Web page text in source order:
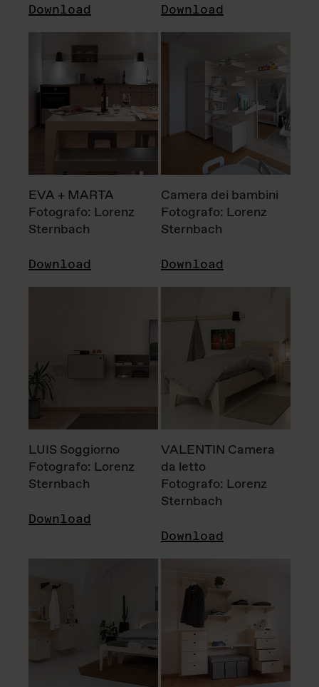
Download Download
EVA + MARTA
Fotografo: Lorenz
Sternbach
Download
Camera dei bambini
Fotografo: Lorenz
Sternbach
Download
LUIS Soggiorno
Fotografo: Lorenz
Sternbach
Download
VALENTIN Camera
da letto
Fotografo: Lorenz
Sternbach
Download